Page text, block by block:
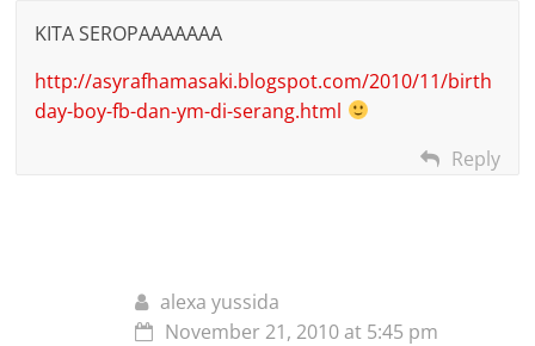
KITA SEROPAAAAAAA
http://asyrafhamasaki.blogspot.com/2010/11/birth
day-boy-fb-dan-ym-di-serang.html
Reply
alexa yussida
November 21, 2010 at 5:45 pm